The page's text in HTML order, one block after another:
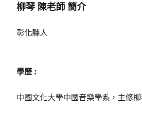
柳琴 陳老師 簡介
彰化縣人
學歷 :
中國文化大學中國音樂學系，主修柳